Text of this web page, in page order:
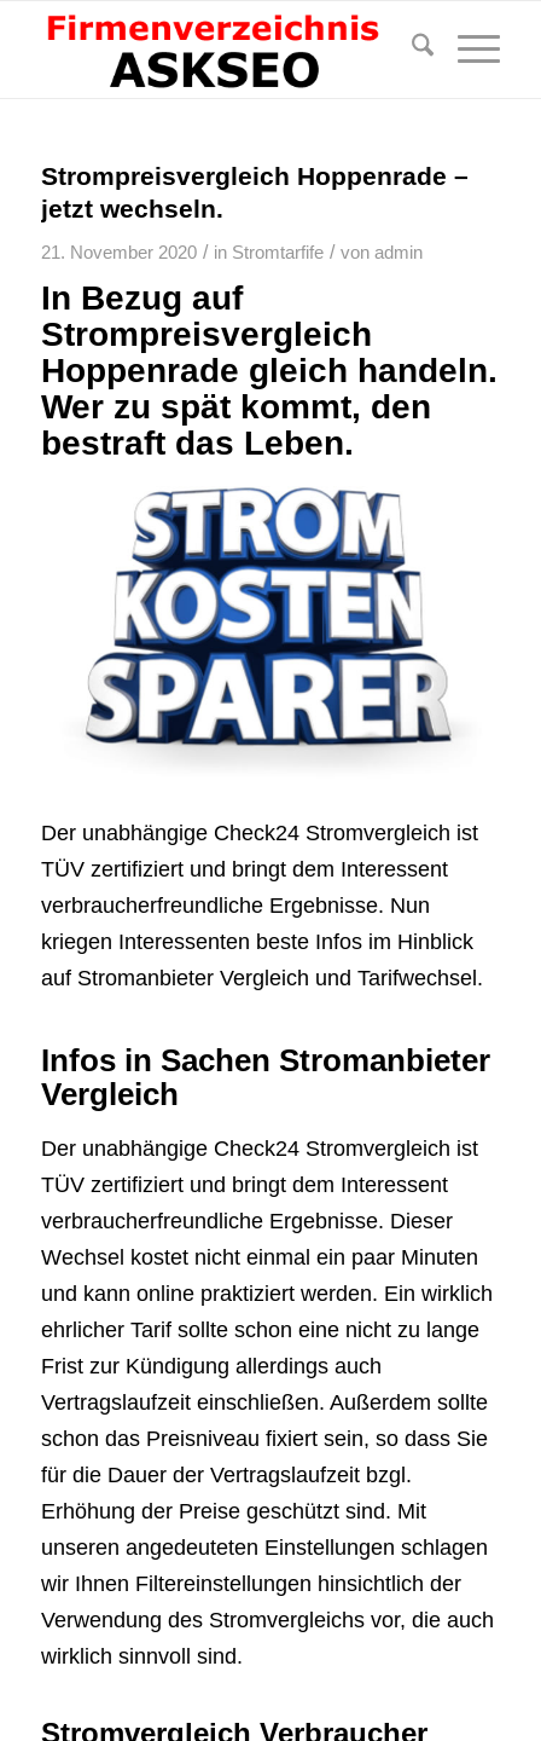
Strompreisvergleich Hoppenrade –
jetzt wechseln.
21. November 2020 / in Stromtarfife / von admin
In Bezug auf
Strompreisvergleich
Hoppenrade gleich handeln.
Wer zu spät kommt, den
bestraft das Leben.
Der unabhängige Check24 Stromvergleich ist
TÜV zertifiziert und bringt dem Interessent
verbraucherfreundliche Ergebnisse. Nun
kriegen Interessenten beste Infos im Hinblick
auf Stromanbieter Vergleich und Tarifwechsel.
Infos in Sachen Stromanbieter
Vergleich
Der unabhängige Check24 Stromvergleich ist
TÜV zertifiziert und bringt dem Interessent
verbraucherfreundliche Ergebnisse. Dieser
Wechsel kostet nicht einmal ein paar Minuten
und kann online praktiziert werden. Ein wirklich
ehrlicher Tarif sollte schon eine nicht zu lange
Frist zur Kündigung allerdings auch
Vertragslaufzeit einschließen. Außerdem sollte
schon das Preisniveau fixiert sein, so dass Sie
für die Dauer der Vertragslaufzeit bzgl.
Erhöhung der Preise geschützt sind. Mit
unseren angedeuteten Einstellungen schlagen
wir Ihnen Filtereinstellungen hinsichtlich der
Verwendung des Stromvergleichs vor, die auch
wirklich sinnvoll sind.
Stromvergleich Verbraucher